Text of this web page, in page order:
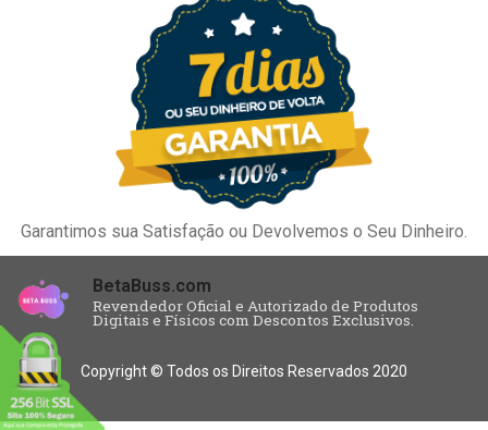
Garantimos sua Satisfação ou Devolvemos o Seu Dinheiro.
BetaBuss.com
Revendedor Oficial e Autorizado de Produtos
Digitais e Físicos com Descontos Exclusivos.
Copyright © Todos os Direitos Reservados 2020